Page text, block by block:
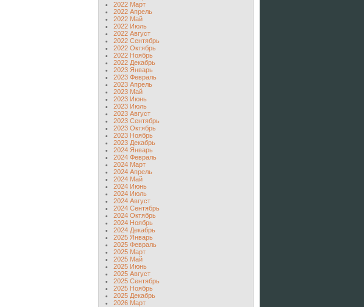
2022 Март
2022 Апрель
2022 Май
2022 Июль
2022 Август
2022 Сентябрь
2022 Октябрь
2022 Ноябрь
2022 Декабрь
2023 Январь
2023 Февраль
2023 Апрель
2023 Май
2023 Июнь
2023 Июль
2023 Август
2023 Сентябрь
2023 Октябрь
2023 Ноябрь
2023 Декабрь
2024 Январь
2024 Февраль
2024 Март
2024 Апрель
2024 Май
2024 Июнь
2024 Июль
2024 Август
2024 Сентябрь
2024 Октябрь
2024 Ноябрь
2024 Декабрь
2025 Январь
2025 Февраль
2025 Март
2025 Май
2025 Июнь
2025 Август
2025 Сентябрь
2025 Ноябрь
2025 Декабрь
2026 Март